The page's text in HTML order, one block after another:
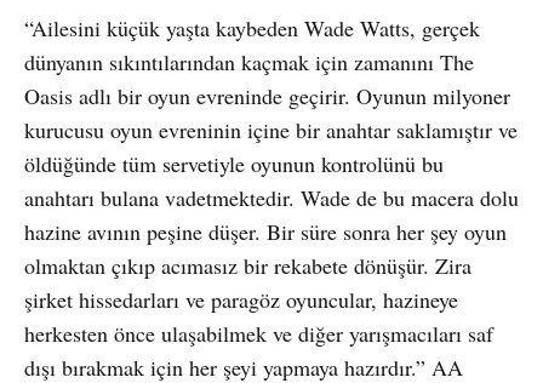
“Ailesini küçük yaşta kaybeden Wade Watts, gerçek
dünyanın sıkıntılarından kaçmak için zamanını The
Oasis adlı bir oyun evreninde geçirir. Oyunun milyoner
kurucusu oyun evreninin içine bir anahtar saklamıştır ve
öldüğünde tüm servetiyle oyunun kontrolünü bu
anahtarı bulana vadetmektedir. Wade de bu macera dolu
hazine avının peşine düşer. Bir süre sonra her şey oyun
olmaktan çıkıp acımasız bir rekabete dönüşür. Zira
şirket hissedarları ve paragöz oyuncular, hazineye
herkesten önce ulaşabilmek ve diğer yarışmacıları saf
dışı bırakmak için her şeyi yapmaya hazırdır.” AA